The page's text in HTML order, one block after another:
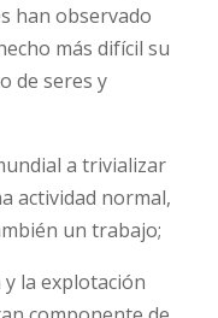
han observado
más difícil su
de seres y
a trivializar
actividad normal,
un trabajo;
la explotación